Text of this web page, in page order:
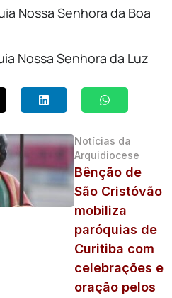
Nossa Senhora da Boa
Nossa Senhora da Luz
Notícias da
Arquidiocese
Bênção de
São Cristóvão
mobiliza
paróquias de
Curitiba com
celebrações e
oração pelos